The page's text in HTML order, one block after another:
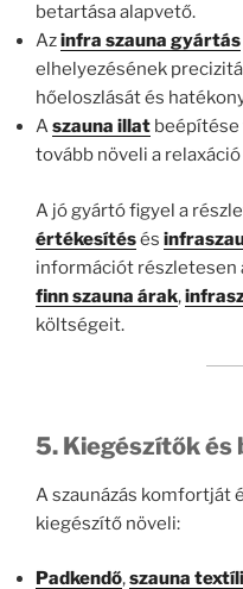
betartása alapvető.
Azinfra szauna gyártás
elhelyezésének
hőeloszlását és
Aszauna illat beépítése
tovább növeli a
A jó gyártó figyel a
értékesítésés
információt részletesen
finn szauna árak,
költségeit.
5. Kiegészítők és
A szaunázás komfortját
kiegészítő növeli:
Padkendő,szauna